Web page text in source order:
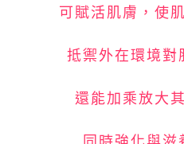
可賦活肌膚，使
抵禦外在環境對
還能加乘放大